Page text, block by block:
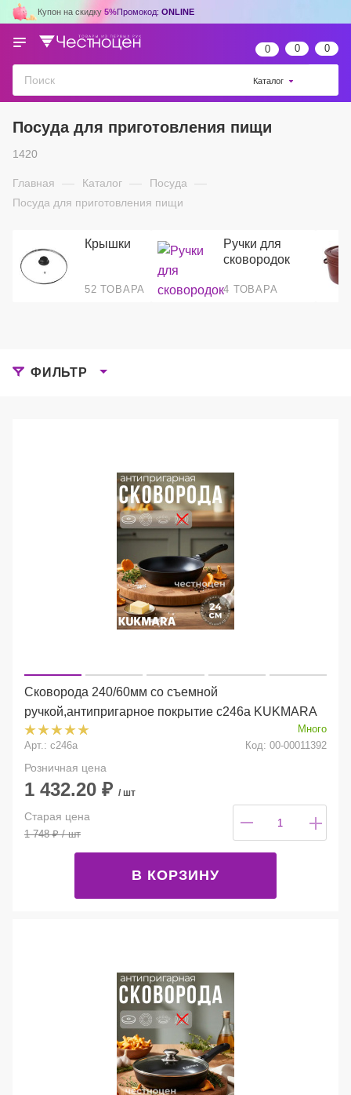
Купон на скидку 5%Промокод: ONLINE
0 0 0
Каталог
Посуда для приготовления пищи
1420
Главная — Каталог — Посуда —
Посуда для приготовления пищи
Крышки
52 ТОВАРА
Ручки для
сковородок
4 ТОВАРА
ФИЛЬТР
Сковорода 240/60мм со съемной
ручкой,антипригарное покрытие с246а KUKMARA
Много
Арт.: с246а
Код: 00-00011392
Розничная цена
1 432.20 ₽ / шт
Старая цена
1 748₽/ шт
В КОРЗИНУ